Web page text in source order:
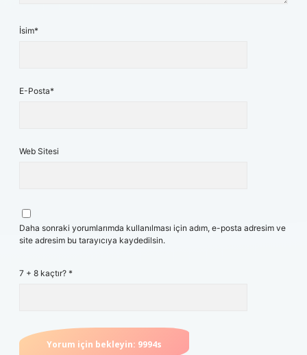
İsim*
E-Posta*
Web Sitesi
Daha sonraki yorumlarımda kullanılması için adım, e-posta adresim ve
site adresim bu tarayıcıya kaydedilsin.
7 + 8 kaçtır? *